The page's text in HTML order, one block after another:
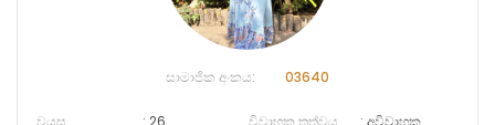
සාමාජික අංකය: 03640